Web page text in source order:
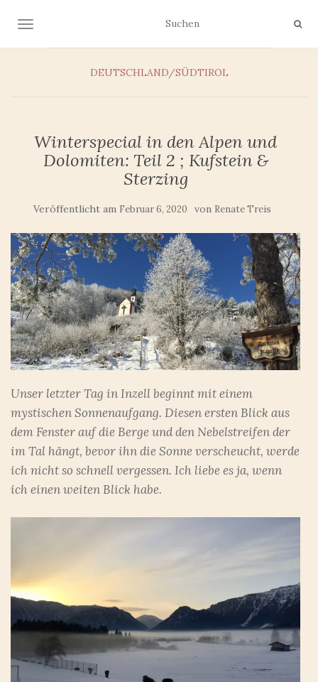
NAVIGATION UMSCHALTEN
DEUTSCHLAND/SÜDTIROL
Winterspecial in den Alpen und
Dolomiten: Teil 2 ; Kufstein &
Sterzing
Veröffentlicht am Februar 6, 2020 von Renate Treis
Unser letzter Tag in Inzell beginnt mit einem
mystischen Sonnenaufgang. Diesen ersten Blick aus
dem Fenster auf die Berge und den Nebelstreifen der
im Tal hängt, bevor ihn die Sonne verscheucht, werde
ich nicht so schnell vergessen. Ich liebe es ja, wenn
ich einen weiten Blick habe.